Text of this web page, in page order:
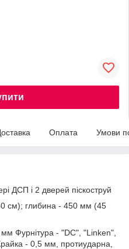
Оплата Умови
ДСП і 2 дверей піскоструй
см); глибина - 450 мм (45
Фурнітура - "DC", "Linken",
- 0,5 мм, протиударна,